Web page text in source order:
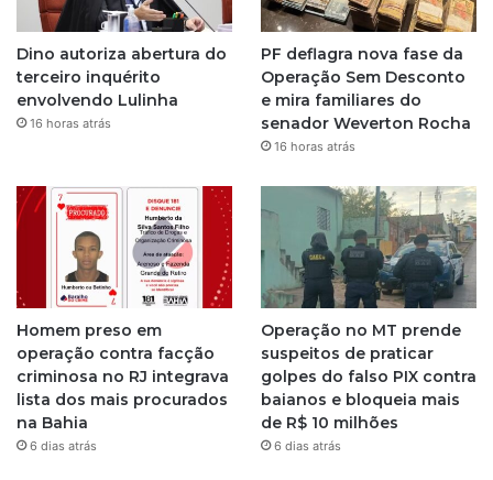
g
r
a
m
Dino autoriza abertura do
terceiro inquérito
envolvendo Lulinha
16 horas atrás
PF deflagra nova fase da
Operação Sem Desconto
e mira familiares do
senador Weverton Rocha
16 horas atrás
Homem preso em
operação contra facção
criminosa no RJ integrava
lista dos mais procurados
na Bahia
6 dias atrás
Operação no MT prende
suspeitos de praticar
golpes do falso PIX contra
baianos e bloqueia mais
de R$ 10 milhões
6 dias atrás